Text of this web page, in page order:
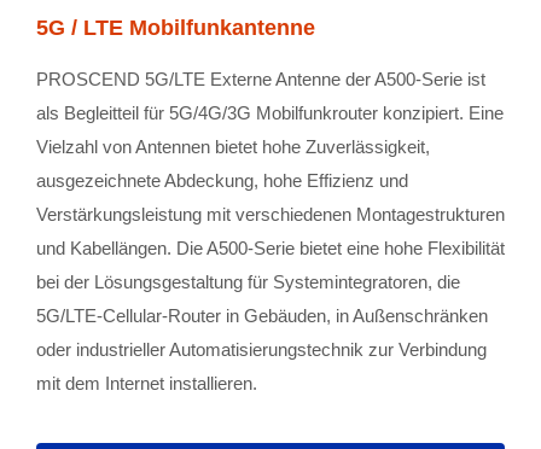
5G / LTE Mobilfunkantenne
PROSCEND 5G/LTE Externe Antenne der A500-Serie ist
als Begleitteil für 5G/4G/3G Mobilfunkrouter konzipiert. Eine
Vielzahl von Antennen bietet hohe Zuverlässigkeit,
ausgezeichnete Abdeckung, hohe Effizienz und
Verstärkungsleistung mit verschiedenen Montagestrukturen
und Kabellängen. Die A500-Serie bietet eine hohe Flexibilität
bei der Lösungsgestaltung für Systemintegratoren, die
5G/LTE-Cellular-Router in Gebäuden, in Außenschränken
oder industrieller Automatisierungstechnik zur Verbindung
mit dem Internet installieren.